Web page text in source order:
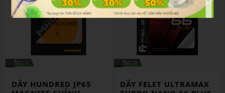
DÂY HUNDRED JP65
DÂY FELET ULTRAMAX